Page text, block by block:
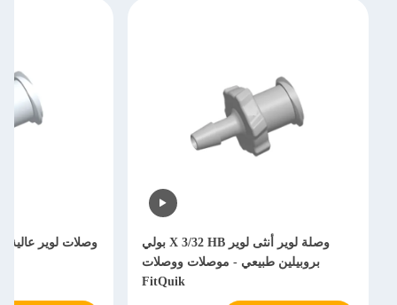
وصلة لوير أنثى لوير X 3/32 HB بولي
بروبيلين طبيعي - موصلات ووصلات
FitQuik
وصلات لوير عالية